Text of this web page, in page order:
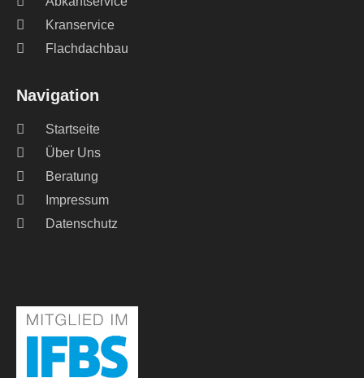
Navigation
Startseite
Über Uns
Beratung
Impressum
Datenschutz
Kranservice
Flachdachbau